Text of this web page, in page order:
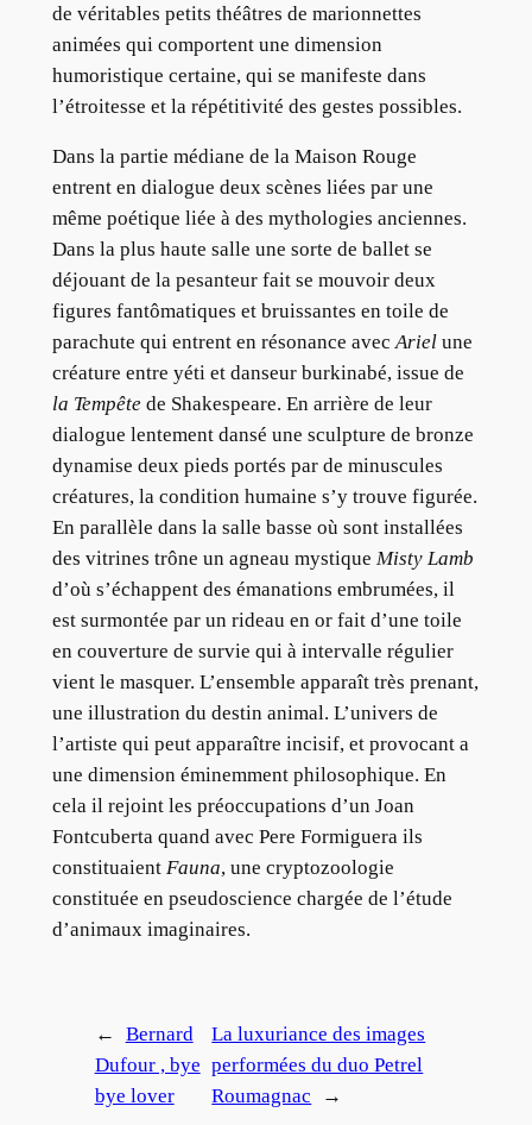
de véritables petits théâtres de marionnettes
animées qui comportent une dimension
humoristique certaine, qui se manifeste dans
l’étroitesse et la répétitivité des gestes possibles.
Dans la partie médiane de la Maison Rouge
entrent en dialogue deux scènes liées par une
même poétique liée à des mythologies anciennes.
Dans la plus haute salle une sorte de ballet se
déjouant de la pesanteur fait se mouvoir deux
figures fantômatiques et bruissantes en toile de
parachute qui entrent en résonance avecArielune
créature entre yéti et danseur burkinabé, issue de
la Tempêtede Shakespeare. En arrière de leur
dialogue lentement dansé une sculpture de bronze
dynamise deux pieds portés par de minuscules
créatures, la condition humaine s’y trouve figurée.
En parallèle dans la salle basse où sont installées
des vitrines trône un agneau mystique Misty Lamb
d’où s’échappent des émanations embrumées, il
est surmontée par un rideau en or fait d’une toile
en couverture de survie qui à intervalle régulier
vient le masquer. L’ensemble apparaît très prenant,
une illustration du destin animal. L’univers de
l’artiste qui peut apparaître incisif, et provocant a
une dimension éminemment philosophique. En
cela il rejoint les préoccupations d’un Joan
Fontcuberta quand avec Pere Formiguera ils
constituaient Fauna, une cryptozoologie
constituée en pseudoscience chargée de l’étude
d’animaux imaginaires.
←
Bernard
Dufour , bye
bye lover
La luxuriance des images
performées du duo Petrel
Roumagnac
→